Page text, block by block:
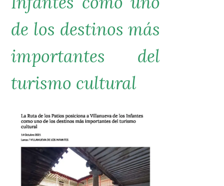
de los destinos más
importantes del
turismo cultural